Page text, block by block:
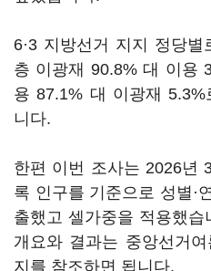
6·3 지방선거 지지 정당
층 이광재 90.8% 대 이용
용 87.1% 대 이광재
니다.
한편 이번 조사는 2026년
록 인구를 기준으로 성별·
출했고 셀가중을 적용했
개요와 결과는 중앙선거여
지를 참조하면 됩니다.